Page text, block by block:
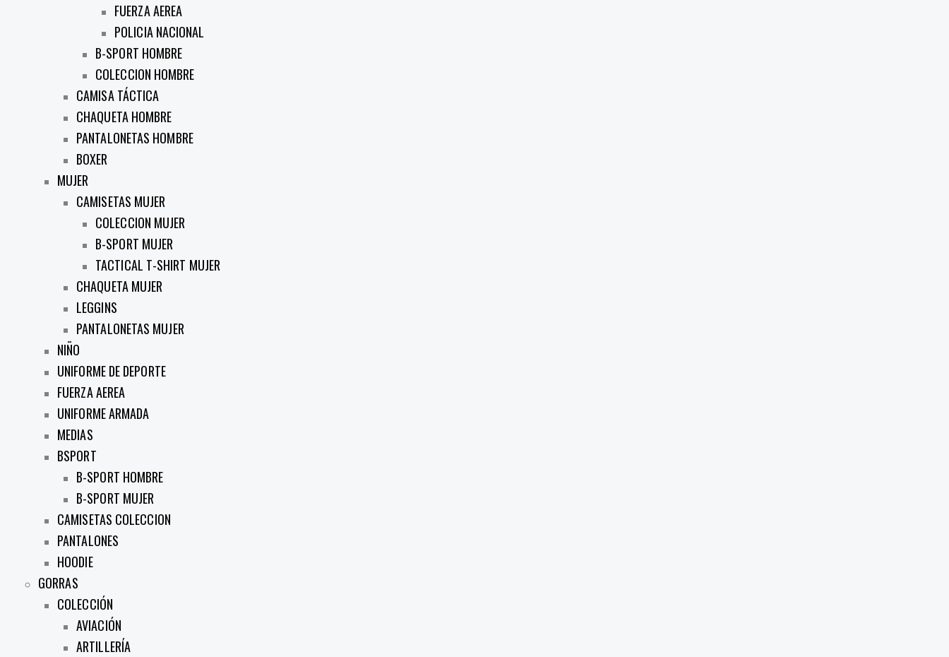
FUERZA AEREA
POLICIA NACIONAL
B-SPORT HOMBRE
COLECCION HOMBRE
CAMISA TÁCTICA
CHAQUETA HOMBRE
PANTALONETAS HOMBRE
BOXER
MUJER
CAMISETAS MUJER
COLECCION MUJER
B-SPORT MUJER
TACTICAL T-SHIRT MUJER
CHAQUETA MUJER
LEGGINS
PANTALONETAS MUJER
NIÑO
UNIFORME DE DEPORTE
FUERZA AEREA
UNIFORME ARMADA
MEDIAS
BSPORT
B-SPORT HOMBRE
B-SPORT MUJER
CAMISETAS COLECCION
PANTALONES
HOODIE
GORRAS
COLECCIÓN
AVIACIÓN
ARTILLERÍA